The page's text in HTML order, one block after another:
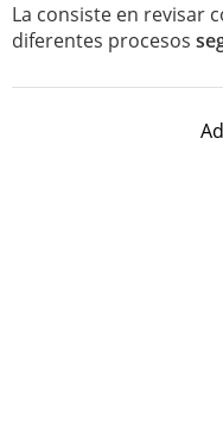
La consiste en revisar
diferentes procesos